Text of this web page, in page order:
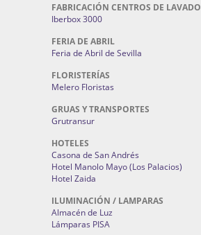
FABRICACIÓN CENTROS DE LAVADO
Iberbox 3000
FERIA DE ABRIL
Feria de Abril de Sevilla
FLORISTERÍAS
Melero Floristas
GRUAS Y TRANSPORTES
Grutransur
HOTELES
Casona de San Andrés
Hotel Manolo Mayo (Los Palacios)
Hotel Zaida
ILUMINACIÓN / LAMPARAS
Almacén de Luz
Lámparas PISA